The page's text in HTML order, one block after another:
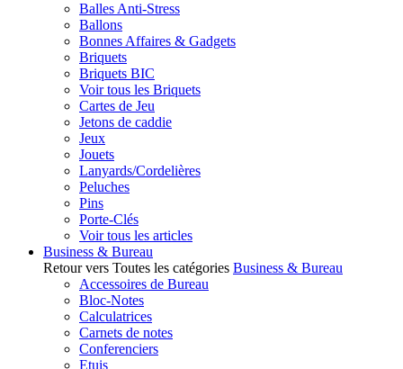
Balles Anti-Stress
Ballons
Bonnes Affaires & Gadgets
Briquets
Briquets BIC
Voir tous les Briquets
Cartes de Jeu
Jetons de caddie
Jeux
Jouets
Lanyards/Cordelières
Peluches
Pins
Porte-Clés
Voir tous les articles
Business & Bureau
Retour vers Toutes les catégories Business & Bureau
Accessoires de Bureau
Bloc-Notes
Calculatrices
Carnets de notes
Conferenciers
Etuis